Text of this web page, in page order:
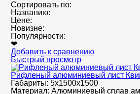
Сортировать по:
Названию:
Цене:
Новизне:
Популярности:
❤
Добавить к сравнению
Быстрый просмотр
Рифленый алюминиевый лист
Габариты: 5х1500х1500
Материал: Алюминиевый сплав